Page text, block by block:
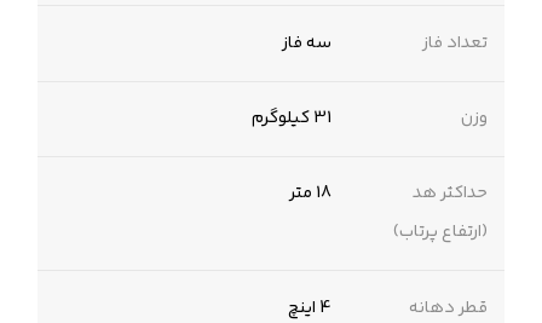
تعداد فاز سه فاز
وزن 31 کیلوگرم
حداکثر هد
(ارتفاع پرتاب)
18 متر
قطر دهانه
4 اینچ